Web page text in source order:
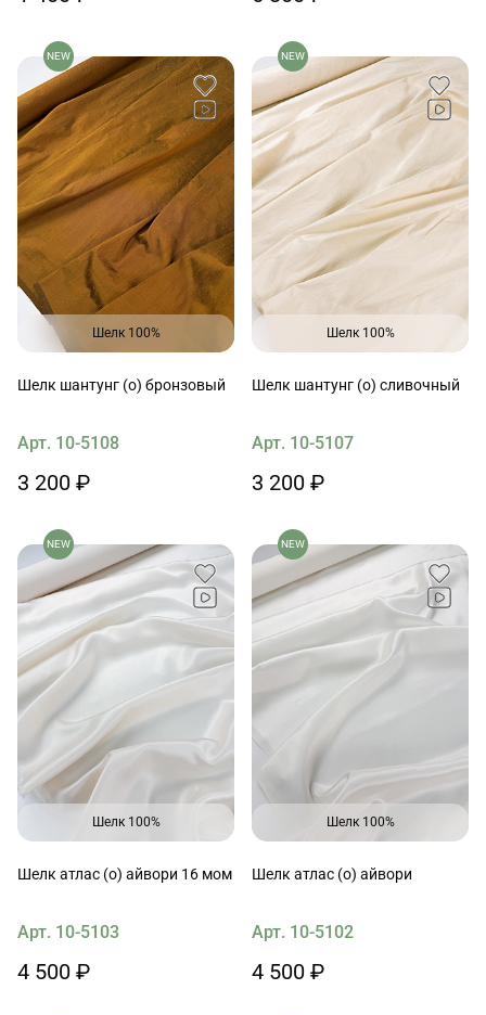
NEW
Шелк 100%
Шелк шантунг (о) бронзовый
Арт. 10-5108
3 200 ₽
NEW
Шелк 100%
Шелк шантунг (о) сливочный
Арт. 10-5107
3 200 ₽
NEW
Шелк 100%
Шелк атлас (о) айвори 16 мом
Арт. 10-5103
4 500 ₽
NEW
Шелк 100%
Шелк атлас (о) айвори
Арт. 10-5102
4 500 ₽